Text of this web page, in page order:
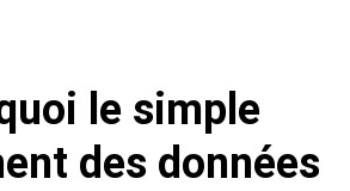
le simple
des données